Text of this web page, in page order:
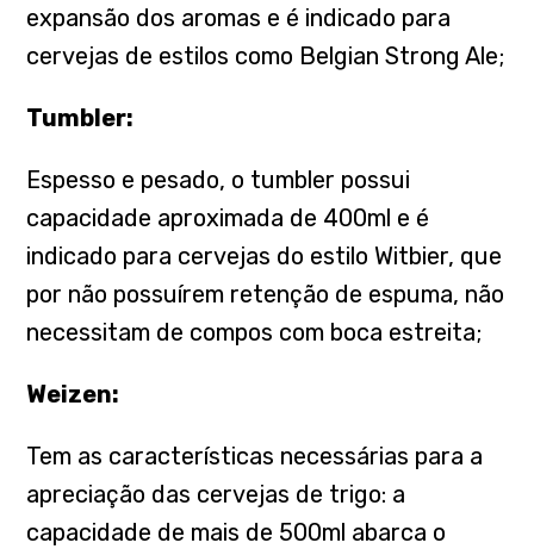
expansão dos aromas e é indicado para
cervejas de estilos como Belgian Strong Ale;
Tumbler:
Espesso e pesado, o tumbler possui
capacidade aproximada de 400ml e é
indicado para cervejas do estilo Witbier, que
por não possuírem retenção de espuma, não
necessitam de compos com boca estreita;
Weizen:
Tem as características necessárias para a
apreciação das cervejas de trigo: a
capacidade de mais de 500ml abarca o